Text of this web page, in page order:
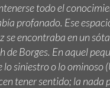
todo el
profanado. Ese
se encontraba en un
de Borges. En aquel
lo siniestro o lo ominoso
tener sentido; la nada